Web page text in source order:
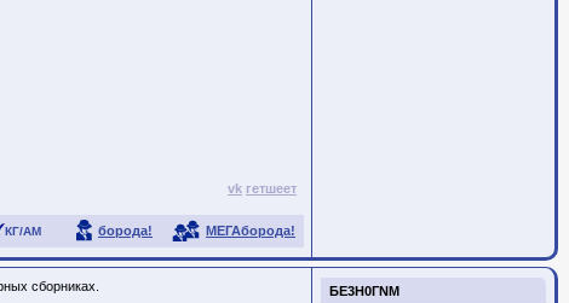
vk гетшеет
КГ/АМ борода! МЕГАборода!
БЕ3Н0ГNM
сборниках.